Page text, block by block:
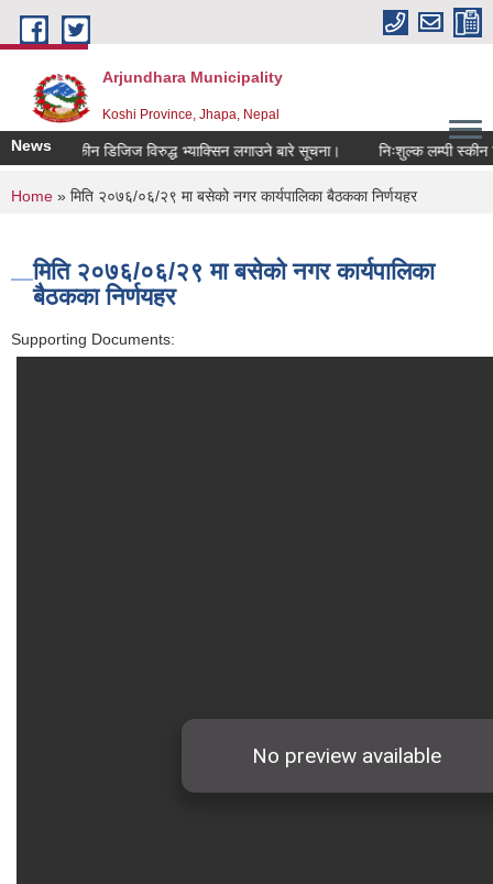
Skip to main content
Arjundhara Municipality
Koshi Province, Jhapa, Nepal
News
लम्पी स्कीन डिजिज विरुद्ध भ्याक्सिन लगाउने बारे सूचना। निःशुल्क लम्पी स्कीन
You are here
Home » मिति २०७६/०६/२९ मा बसेको नगर कार्यपालिका बैठकका निर्णयहर
मिति २०७६/०६/२९ मा बसेको नगर कार्यपालिका
बैठकका निर्णयहर
Supporting Documents: